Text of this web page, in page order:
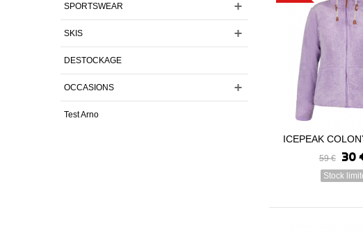
SPORTSWEAR
SKIS
DESTOCKAGE
OCCASIONS
Test Arno
Voir
ICEPEAK
2024
59 € 30
Stock